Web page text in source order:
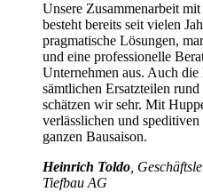
Unsere Zusammenarbeit
besteht bereits seit vielen
pragmatische Lösungen,
und eine professionelle
Unternehmen aus. Auch
sämtlichen Ersatzteilen
schätzen wir sehr. Mit
verlässlichen und
ganzen Bausaison.
Heinrich Toldo ,
Tiefbau AG